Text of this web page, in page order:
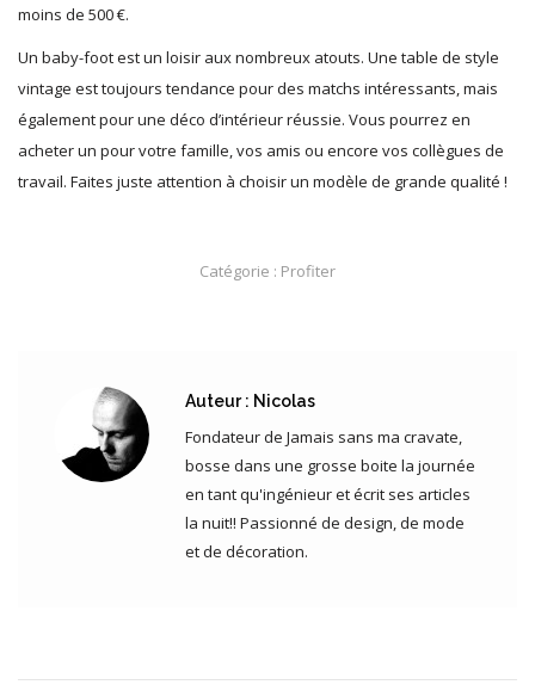
moins de 500 €.
Un baby-foot est un loisir aux nombreux atouts. Une table de style
vintage est toujours tendance pour des matchs intéressants, mais
également pour une déco d’intérieur réussie. Vous pourrez en
acheter un pour votre famille, vos amis ou encore vos collègues de
travail. Faites juste attention à choisir un modèle de grande qualité !
Catégorie : Profiter
Auteur : Nicolas
Fondateur de Jamais sans ma cravate,
bosse dans une grosse boite la journée
en tant qu'ingénieur et écrit ses articles
la nuit!! Passionné de design, de mode
et de décoration.